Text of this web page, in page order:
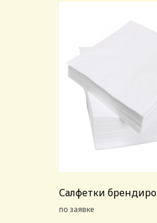
Салфетки
по заявке